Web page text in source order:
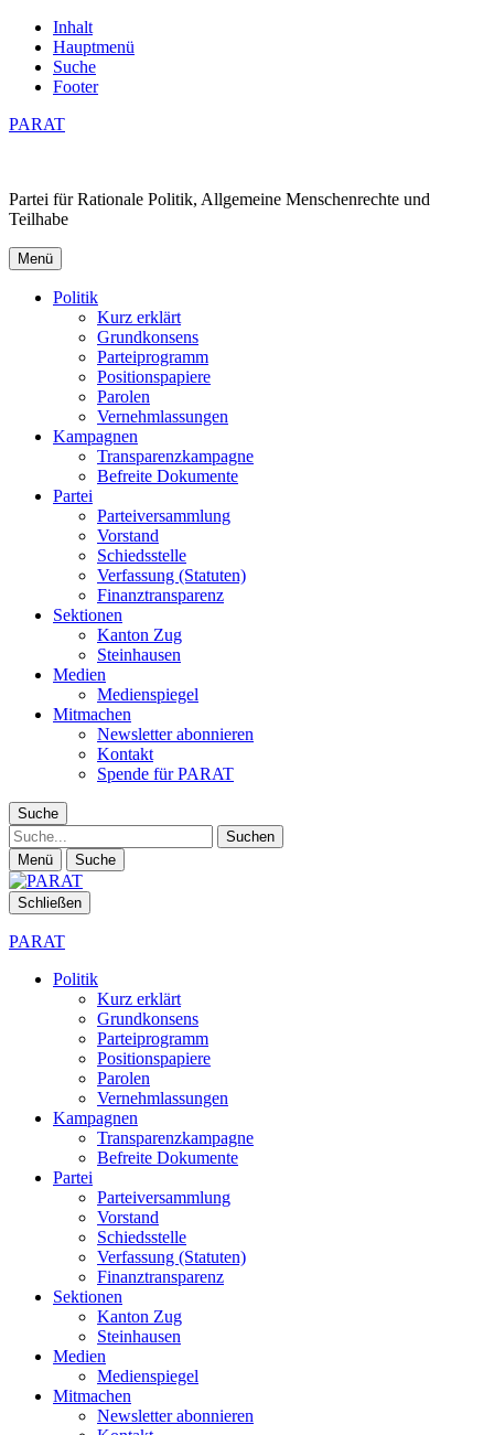
Inhalt
Hauptmenü
Suche
Footer
PARAT
Partei für Rationale Politik, Allgemeine Menschenrechte und
Teilhabe
Menü
Politik
Kurz erklärt
Grundkonsens
Parteiprogramm
Positionspapiere
Parolen
Vernehmlassungen
Kampagnen
Transparenzkampagne
Befreite Dokumente
Partei
Parteiversammlung
Vorstand
Schiedsstelle
Verfassung (Statuten)
Finanztransparenz
Sektionen
Kanton Zug
Steinhausen
Medien
Medienspiegel
Mitmachen
Newsletter abonnieren
Kontakt
Spende für PARAT
Suche
Suche
Menü Suche
Schließen
PARAT
Politik
Kurz erklärt
Grundkonsens
Parteiprogramm
Positionspapiere
Parolen
Vernehmlassungen
Kampagnen
Transparenzkampagne
Befreite Dokumente
Partei
Parteiversammlung
Vorstand
Schiedsstelle
Verfassung (Statuten)
Finanztransparenz
Sektionen
Kanton Zug
Steinhausen
Medien
Medienspiegel
Mitmachen
Newsletter abonnieren